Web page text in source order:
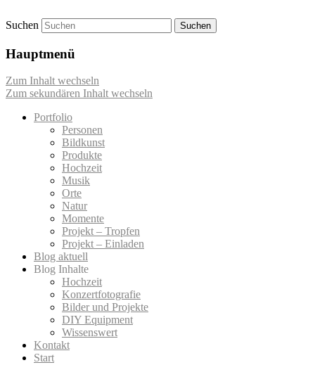
M-Momente
Momentaufnahmen von Markus Mettin
Suchen
Hauptmenü
Zum Inhalt wechseln
Zum sekundären Inhalt wechseln
Portfolio
Personen
Bildkunst
Produkte
Hochzeit
Musik
Orte
Natur
Momente
Projekt – Tropfen
Projekt – Einladen
Blog aktuell
Blog Inhalte
Hochzeit
Konzertfotografie
Bilder und Projekte
DIY Equipment
Wissenswert
Kontakt
Start